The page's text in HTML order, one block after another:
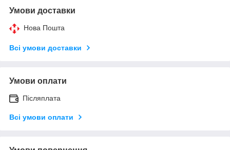
Умови доставки
Нова Пошта
Всі умови доставки
Умови оплати
Післяплата
Всі умови оплати